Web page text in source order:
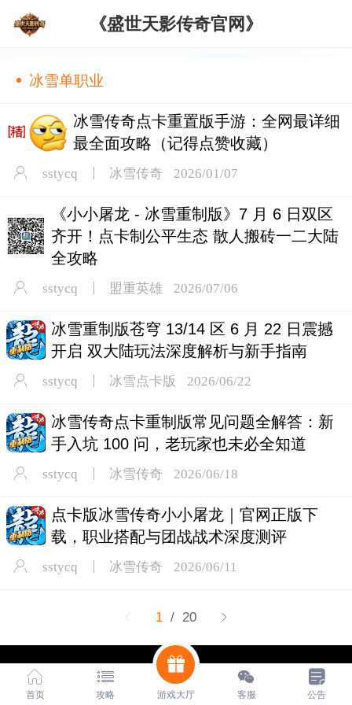
《盛世天影传奇官网》
冰雪单职业
冰雪传奇点卡重置版手游：全网最详细
最全面攻略（记得点赞收藏）
sstycq 冰雪传奇 2026/01/07
《小小屠龙 - 冰雪重制版》7 月 6 日双区
齐开！点卡制公平生态 散人搬砖一二大陆
全攻略
sstycq 盟重英雄 2026/07/06
冰雪重制版苍穹 13/14 区 6 月 22 日震撼
开启 双大陆玩法深度解析与新手指南
sstycq 冰雪点卡版 2026/06/22
冰雪传奇点卡重制版常见问题全解答：新
手入坑 100 问，老玩家也未必全知道
sstycq 冰雪传奇 2026/06/18
点卡版冰雪传奇小小屠龙｜官网正版下
载，职业搭配与团战战术深度测评
sstycq 冰雪传奇 2026/06/11
1 / 20
官网唯一宣发平台:《盛世天影传奇官网》 www.sstycq.com
未经许可，不得使用和传播。
●本平台所有游戏适合18周岁以上人群
首页 攻略 游戏大厅 客服 公告